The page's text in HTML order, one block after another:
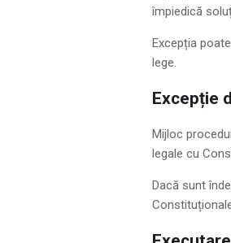
împiedică
Excepția
lege.
Excepție
Mijloc
legale cu
Dacă sunt